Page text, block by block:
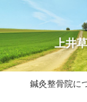
上井
鍼灸整骨院に